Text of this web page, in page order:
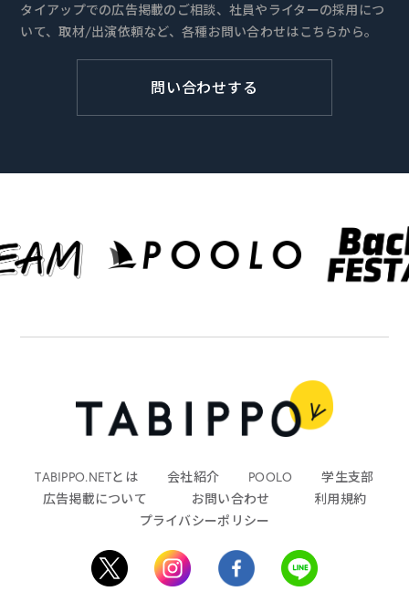
タイアップでの広告掲載のご相談、社員やライターの採用につ
いて、取材/出演依頼など、各種お問い合わせはこちらから。
問い合わせする
TABIPPO.NETとは 会社紹介 POOLO
学生支部
広告掲載について
お問い合わせ
利用規約
プライバシーポリシー